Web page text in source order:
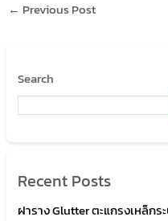
← Previous Post
Search
Recent Posts
ฝาราง Glutter ตะแกรงเหล็กร